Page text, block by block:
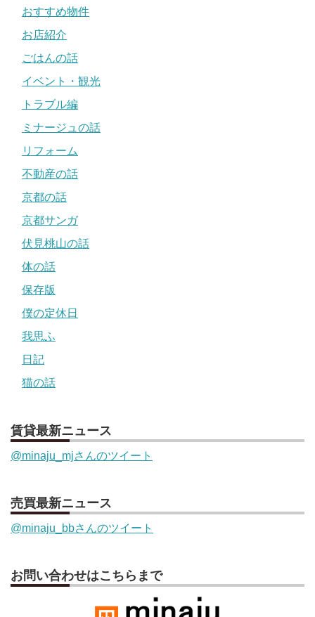
おすすめ物件
お店紹介
ごはんの話
イベント・観光
トラブル編
ミナージュの話
リフォーム
不動産の話
京都の話
京都サンガ
伏見桃山の話
体の話
保存版
僕の定休日
我思ふ
日記
猫の話
賃貸最新ニュース
@minaju_mjさんのツイート
売買最新ニュース
@minaju_bbさんのツイート
お問い合わせはこちらまで